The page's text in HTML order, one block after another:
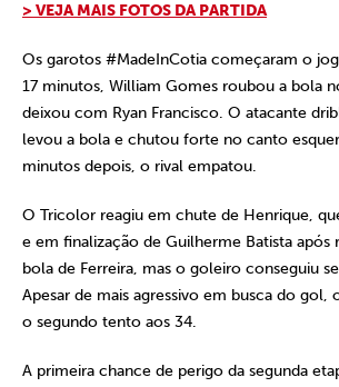
> VEJA MAIS FOTOS DA PARTIDA
Os garotos #MadeInCotia começaram o
17 minutos, William Gomes roubou a bola
deixou com Ryan Francisco. O atacante
levou a bola e chutou forte no canto
minutos depois, o rival empatou.
O Tricolor reagiu em chute de Henrique,
e em finalização de Guilherme Batista após
bola de Ferreira, mas o goleiro conseguiu
Apesar de mais agressivo em busca do gol,
o segundo tento aos 34.
A primeira chance de perigo da segunda